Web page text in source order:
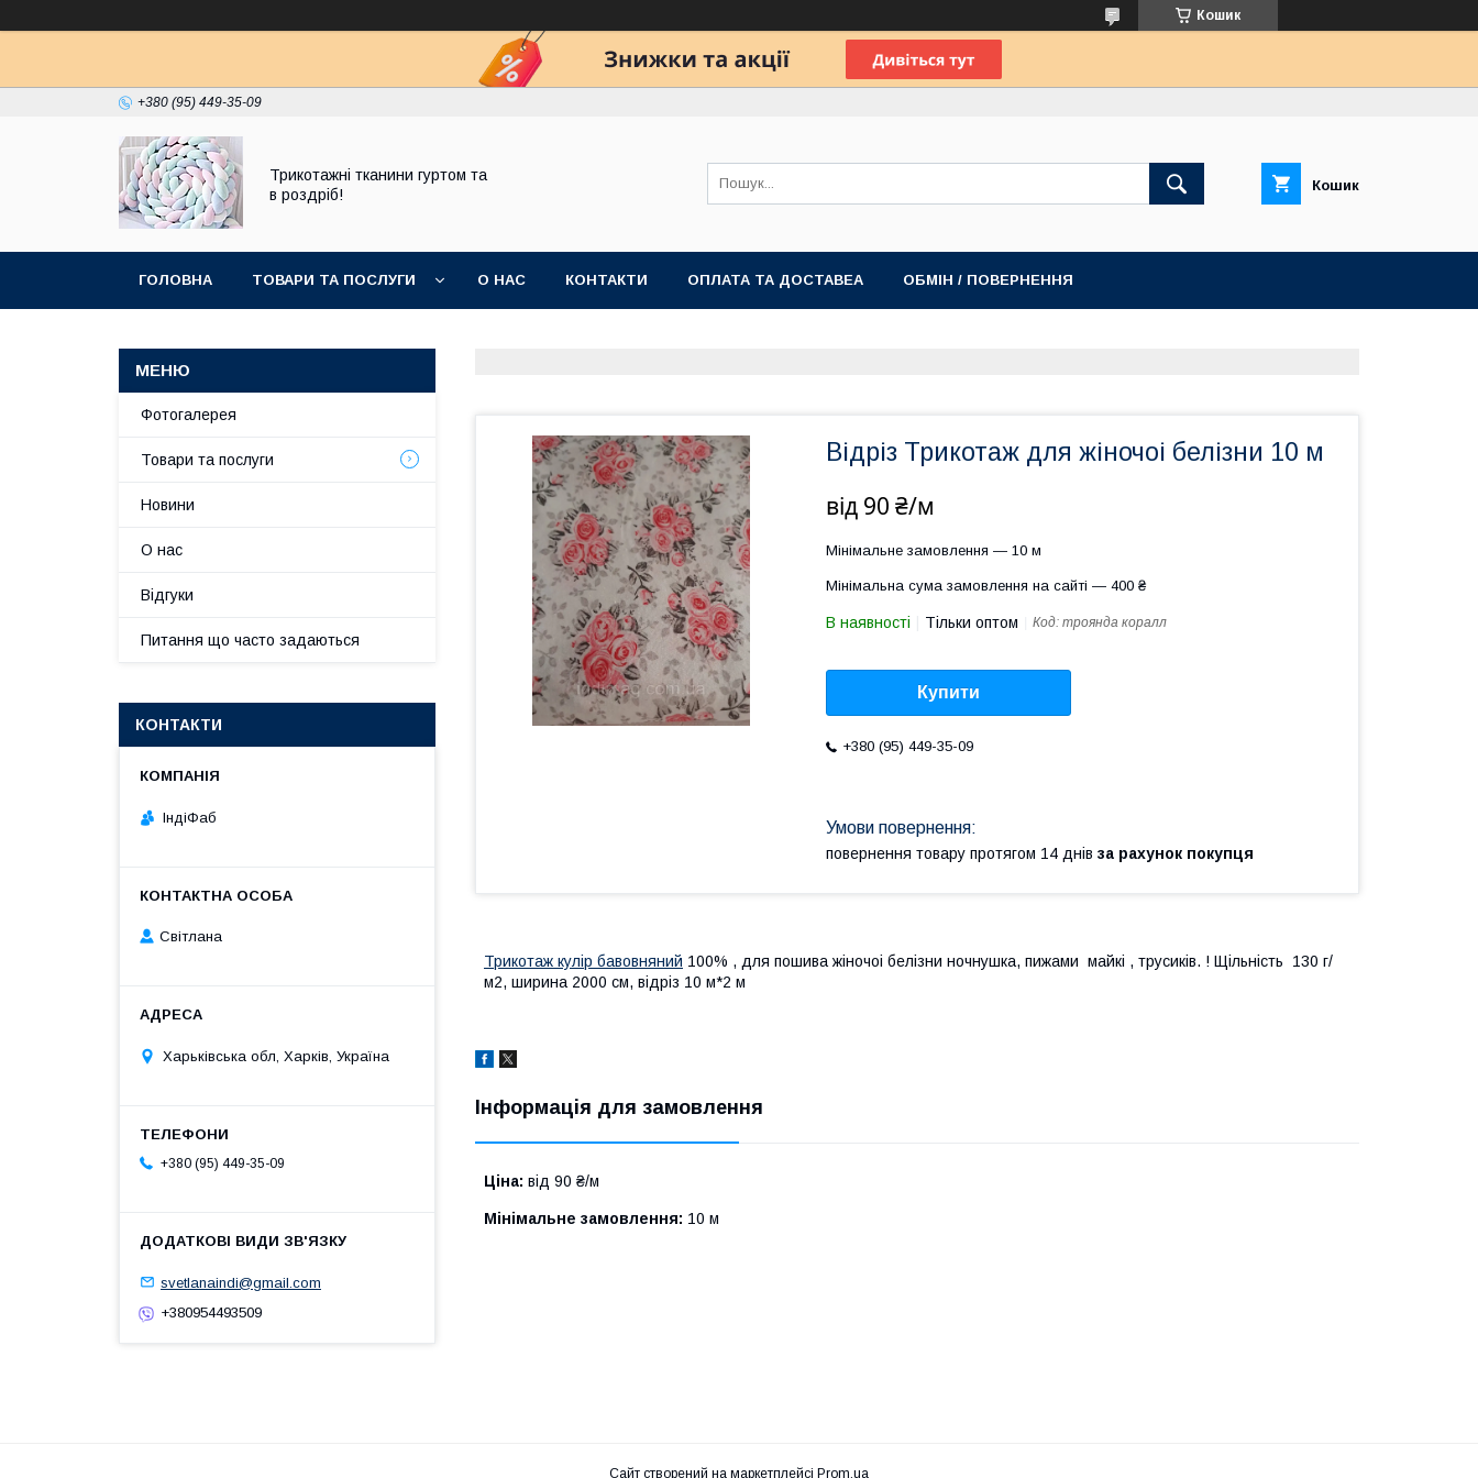
Кошик
+380 (95) 449-35-09
Трикотажні тканини гуртом та
в роздріб!
Кошик
ГОЛОВНА ТОВАРИ ТА ПОСЛУГИ О НАС КОНТАКТИ ОПЛАТА ТА ДОСТАВЕА ОБМІН / ПОВЕРНЕННЯ
Відріз Трикотаж для жіночоі белізни 10 м
від 90 ₴/м
Мінімальне замовлення — 10 м
Мінімальна сума замовлення на сайті — 400 ₴
В наявності Тільки оптом Код: троянда коралл
Купити
+380 (95) 449-35-09
повернення товару протягом 14 днів за рахунок покупця
Трикотаж кулір бавовняний 100% , для пошива жіночоі белізни ночнушка, пижами майкі , трусиків. ! Щільність 130 г/
м2, ширина 2000 см, відріз 10 м*2 м
Інформація для замовлення
Ціна: від 90 ₴/м
Мінімальне замовлення: 10 м
Фотогалерея
Товари та послуги
Новини
О нас
Відгуки
Питання що часто задаються
КОНТАКТИ
ІндіФаб
Світлана
Харьківська обл, Харків, Україна
+380 (95) 449-35-09
svetlanaindi@gmail.com
+380954493509
Сайт створений на маркетплейсі Prom.ua